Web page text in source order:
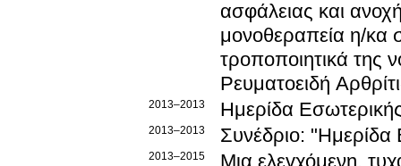
ασφάλειας και
μονοθεραπεία η/κα
τροποποιητικά της
Ρευματοειδή
2013–2013 Ημερίδα
2013–2013 Συνέδριο:
2013–2015
Μια ελεγχόμενη,